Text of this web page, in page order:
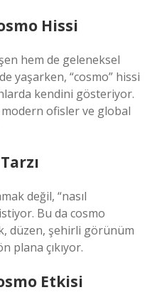
Hissi
hem de geleneksel
yaşarken, “cosmo” hissi
kendini gösteriyor.
ofisler ve global
değil, “nasıl
Bu da cosmo
düzen, şehirli görünüm
plana çıkıyor.
Etkisi